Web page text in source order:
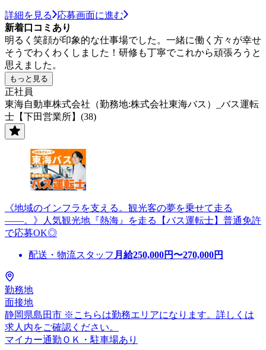
詳細を見る
応募画面に進む
新着口コミあり
明るく笑顔が印象的な仕事場でした。一緒に働く方々が幸せ
そうでわくわくしました！研修も丁寧でこれから頑張ろうと
思えました。
もっと見る
正社員
東海自動車株式会社（勤務地:株式会社東海バス）_バス運転
士【下田営業所】(38)
《地域のインフラを支える。観光客の夢を乗せて走る
――。》人気観光地『熱海』を走る【バス運転士】普通免許
で応募OK◎
配送・物流スタッフ 月給250,000円〜270,000円
勤務地
面接地
静岡県島田市 ※こちらは勤務エリアになります。詳しくは
求人内をご確認ください。
マイカー通勤ＯＫ・駐車場あり